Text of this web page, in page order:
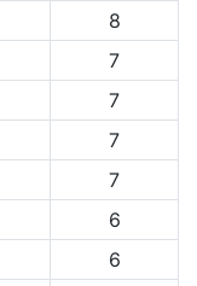
8
7
7
7
7
6
6